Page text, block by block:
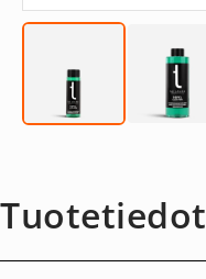
Tuotetiedot